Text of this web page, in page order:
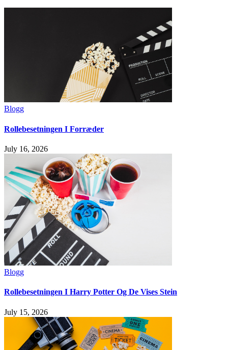
Blogg
Rollebesetningen I Forræder
July 16, 2026
Blogg
Rollebesetningen I Harry Potter Og De Vises Stein
July 15, 2026